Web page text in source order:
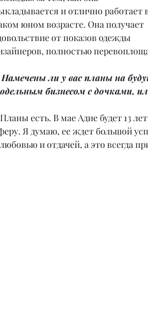
и отлично работает
юном возрасте. Она получает
от показов одежды
полностью
ли у вас планы на
бизнесом с дочками,
есть. В мае Адие будет 13
Я думаю, ее ждет большой
и отдачей, а это всегда